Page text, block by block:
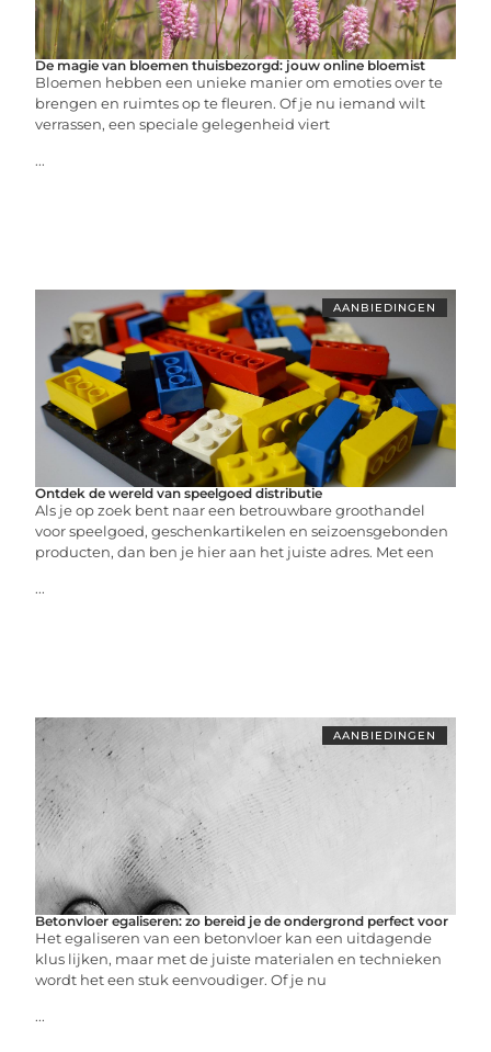
De magie van bloemen thuisbezorgd: jouw online bloemist
Bloemen hebben een unieke manier om emoties over te
brengen en ruimtes op te fleuren. Of je nu iemand wilt
verrassen, een speciale gelegenheid viert
...
AANBIEDINGEN
Ontdek de wereld van speelgoed distributie
Als je op zoek bent naar een betrouwbare groothandel
voor speelgoed, geschenkartikelen en seizoensgebonden
producten, dan ben je hier aan het juiste adres. Met een
...
AANBIEDINGEN
Betonvloer egaliseren: zo bereid je de ondergrond perfect voor
Het egaliseren van een betonvloer kan een uitdagende
klus lijken, maar met de juiste materialen en technieken
wordt het een stuk eenvoudiger. Of je nu
...